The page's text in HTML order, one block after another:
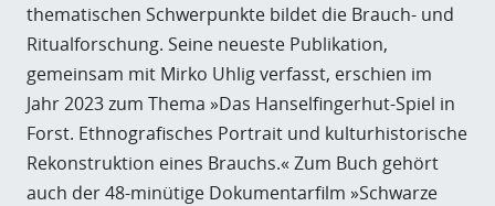
thematischen Schwerpunkte bildet die Brauch- und
Ritualforschung. Seine neueste Publikation,
gemeinsam mit Mirko Uhlig verfasst, erschien im
Jahr 2023 zum Thema »Das Hanselfingerhut-Spiel in
Forst. Ethnografisches Portrait und kulturhistorische
Rekonstruktion eines Brauchs.« Zum Buch gehört
auch der 48-minütige Dokumentarfilm »Schwarze